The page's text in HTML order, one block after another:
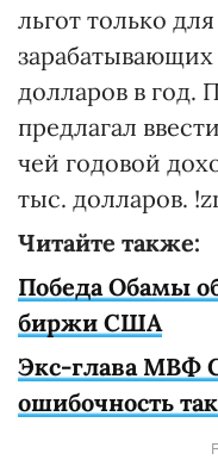
льгот только
долларов в год.
предлагал
чей годовой
тыс. долларов.
Читайте также:
Победа Обамы
биржи США
Экс-глава МВФ
ошибочность